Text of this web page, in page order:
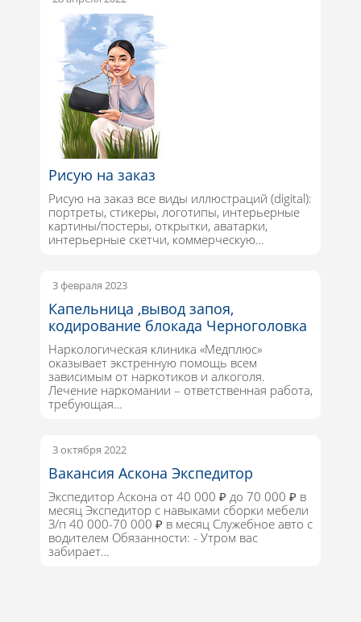
Рисую на заказ
Рисую на заказ все виды иллюстраций (digital):
портреты, стикеры, логотипы, интерьерные
картины/постеры, открытки, аватарки,
интерьерные скетчи, коммерческую…
3 февраля 2023
Капельница ,вывод запоя,
кодирование блокада Черноголовка
Наркологическая клиника «Медплюс»
оказывает экстренную помощь всем
зависимым от наркотиков и алкоголя.
Лечение наркомании – ответственная работа,
требующая…
3 октября 2022
Вакансия Аскона Экспедитор
Экспедитор Аскона от 40 000 ₽ до 70 000 ₽ в
месяц Экспедитор с навыками сборки мебели
З/п 40 000-70 000 ₽ в месяц Служебное авто с
водителем Обязанности: - Утром вас
забирает…